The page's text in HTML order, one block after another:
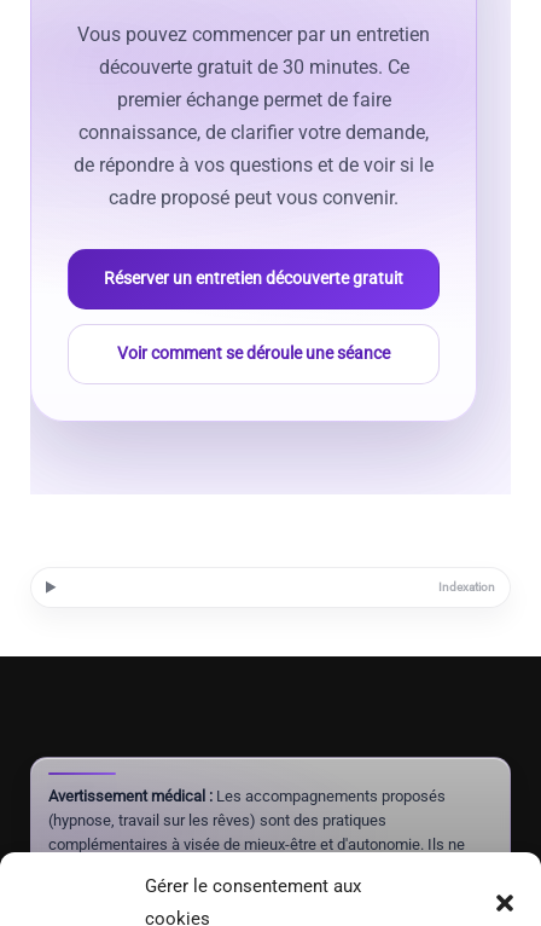
Gérer le consentement aux
cookies
Vous pouvez commencer par un entretien
découverte gratuit de 30 minutes. Ce
premier échange permet de faire
connaissance, de clarifier votre demande,
de répondre à vos questions et de voir si le
cadre proposé peut vous convenir.
Réserver un entretien découverte gratuit
Voir comment se déroule une séance
Indexation
Avertissement médical : Les accompagnements proposés
(hypnose, travail sur les rêves) sont des pratiques
complémentaires à visée de mieux-être et d'autonomie. Ils ne
ne doivent jamais se substituer à un traitement prescrit par un